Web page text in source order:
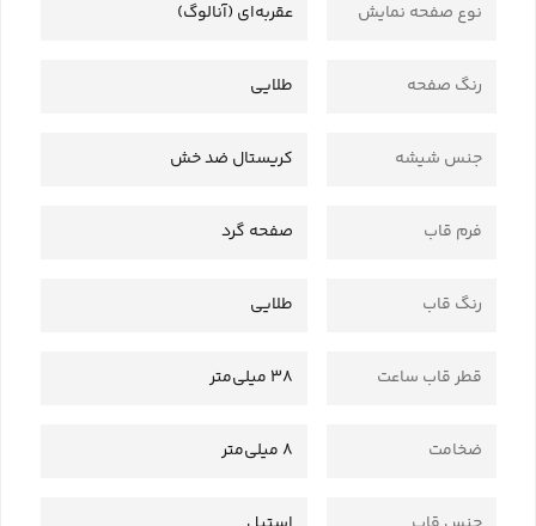
نوع صفحه نمایش عقربه‌ای (آنالوگ)
رنگ صفحه طلایی
جنس شیشه کریستال ضد خش
فرم قاب صفحه گرد
رنگ قاب طلایی
قطر قاب ساعت 38 میلی‌متر
ضخامت 8 میلی‌متر